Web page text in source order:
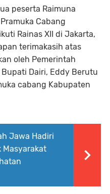
peserta Raimuna
Cabang
Rainas XII di Jakarta,
terimakasih atas
oleh Pemerintah
Dairi, Eddy Berutu
cabang Kabupaten
Jawa Hadiri
Masyarakat